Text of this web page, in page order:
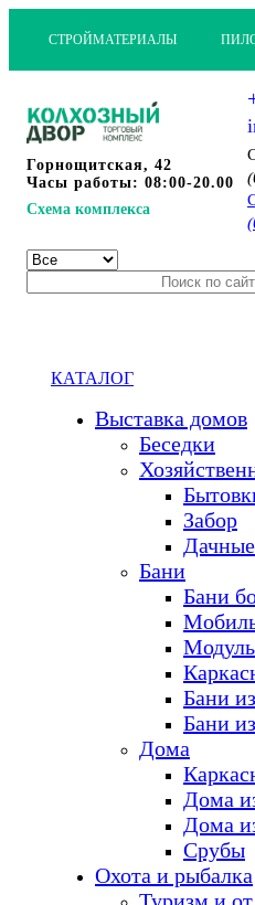
СТРОЙМАТЕРИАЛЫ
Горнощитская, 42
Часы работы: 08:00-20.00
Схема комплекса
(
(
КАТАЛОГ
Выставка домов
Беседки
Забор
Бани
Бани
Бани
Бани
Дома
Дома
Дома
Срубы
Охота и рыбалка